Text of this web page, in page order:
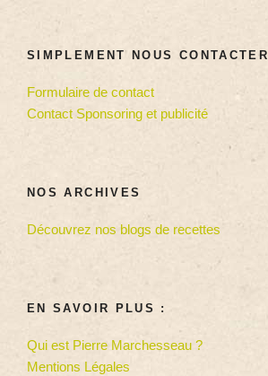
SIMPLEMENT NOUS CONTACTER
Formulaire de contact
Contact Sponsoring et publicité
NOS ARCHIVES
Découvrez nos blogs de recettes
EN SAVOIR PLUS :
Qui est Pierre Marchesseau ?
Mentions Légales